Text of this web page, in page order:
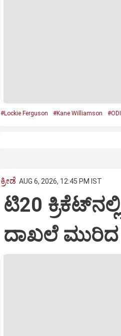
#Lockie Ferguson #Kane Williamson
ಕ್ರೀಡೆ AUG 6, 2026, 12:45 PM IST
ಟಿ20
ದಾಖಲೆ